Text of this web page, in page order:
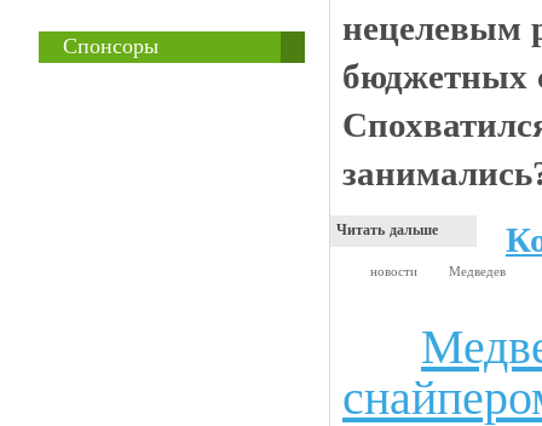
Спонсоры
нецелевым
бюджетных
Читать дальше
новости Медведев